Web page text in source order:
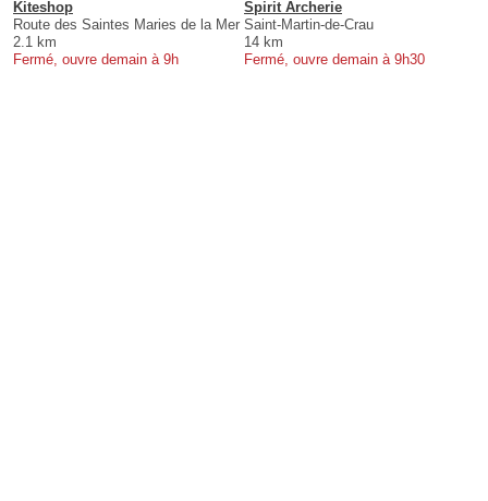
Kiteshop
Route des Saintes Maries de la Mer
2.1 km
Fermé, ouvre demain à 9h
Spirit Archerie
Saint-Martin-de-Crau
14 km
Fermé, ouvre demain à 9h30